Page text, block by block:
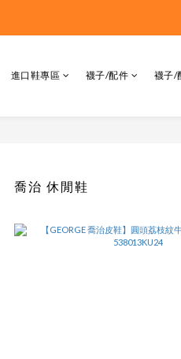
進口鞋專區 襪子/配件 襪子/
喬治 休閒鞋